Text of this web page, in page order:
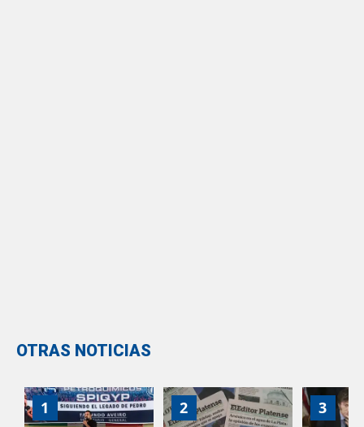
OTRAS NOTICIAS
1 2 3